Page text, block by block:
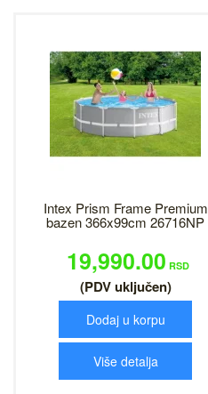
Intex Prism Frame Premium
bazen 366x99cm 26716NP
19,990.00 RSD
(PDV uključen)
Dodaj u korpu
Više detalja